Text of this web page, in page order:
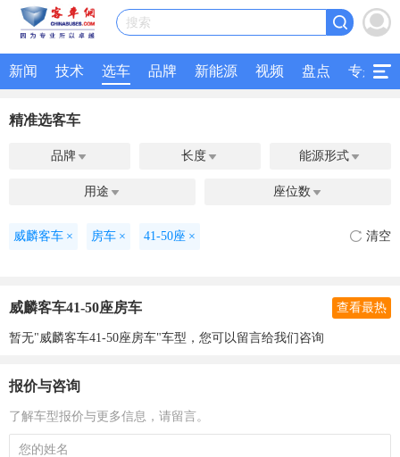
搜索
新闻 技术 选车 品牌 新能源 视频 盘点 专题
精准选客车
品牌  长度  能源形式 
用途  座位数 
威麟客车 × 房车 × 41-50座 × 清空
威麟客车41-50座房车 查看最热
暂无"威麟客车41-50座房车"车型，您可以留言给我们咨询
报价与咨询
了解车型报价与更多信息，请留言。